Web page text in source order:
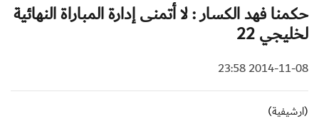
حكمنا فهد الكسار : لا أتمنى إدارة المباراة النهائية
لخليجي 22
2014-11-08 23:58
(ارشيفية)